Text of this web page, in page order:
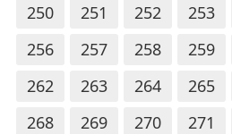
250
251 252 253
256
257 258 259
262
263 264 265
268
269 270 271